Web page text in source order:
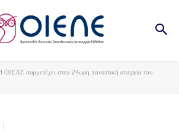
ΟΙΕΛΕ συμμετέχει στην 24ωρη παναττική απεργία του